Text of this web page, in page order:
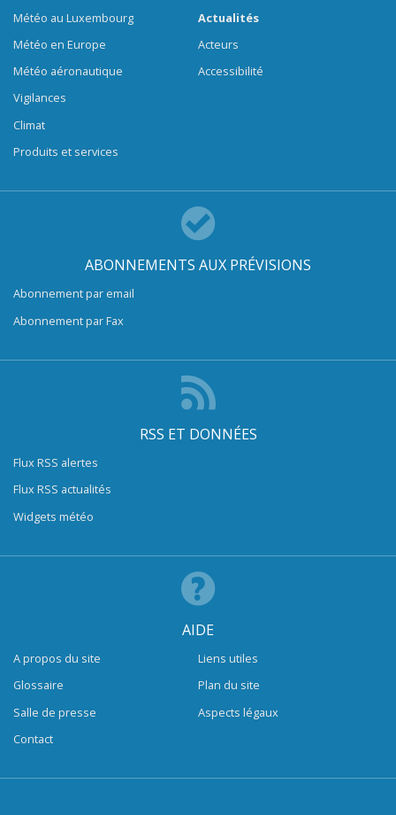
Météo au Luxembourg
Météo en Europe
Météo aéronautique
Vigilances
Climat
Produits et services
Actualités
Acteurs
Accessibilité
ABONNEMENTS AUX PRÉVISIONS
Abonnement par email
Abonnement par Fax
RSS ET DONNÉES
Flux RSS alertes
Flux RSS actualités
Widgets météo
AIDE
A propos du site
Glossaire
Salle de presse
Contact
Liens utiles
Plan du site
Aspects légaux